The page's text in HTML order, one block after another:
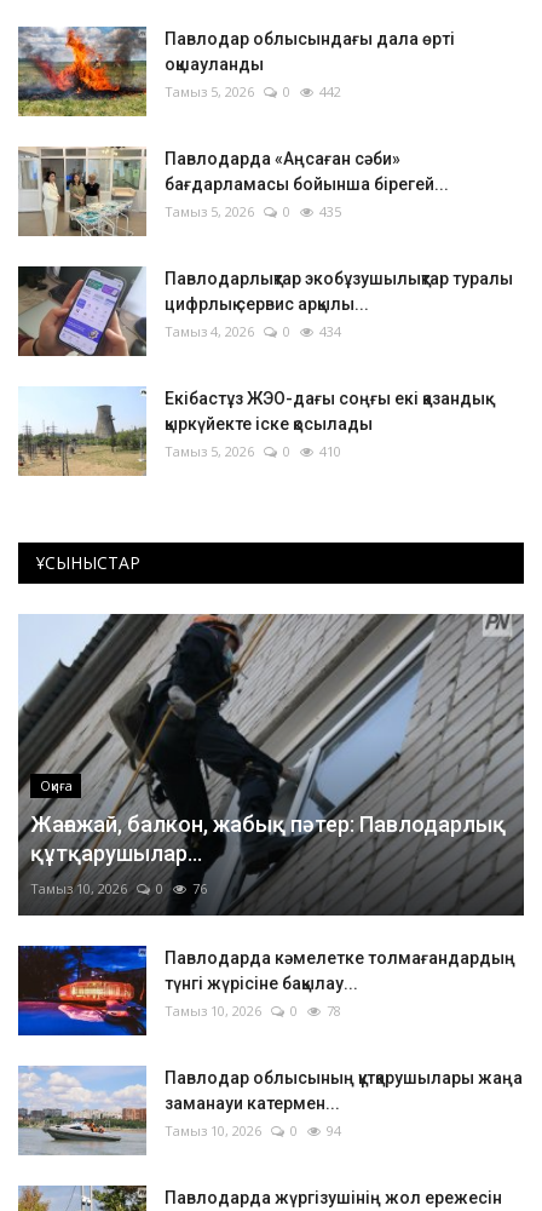
Павлодар облысындағы дала өрті
оқшауланды
Тамыз 5, 2026 0 442
Павлодарда «Аңсаған сәби»
бағдарламасы бойынша бірегей...
Тамыз 5, 2026 0 435
Павлодарлықтар экобұзушылықтар туралы
цифрлық сервис арқылы...
Тамыз 4, 2026 0 434
Екібастұз ЖЭО-дағы соңғы екі қазандық
қыркүйекте іске қосылады
Тамыз 5, 2026 0 410
ҰСЫНЫСТАР
Оқиға
Жағажай, балкон, жабық пәтер: Павлодарлық
құтқарушылар...
Тамыз 10, 2026 0 76
Павлодарда кәмелетке толмағандардың
түнгі жүрісіне бақылау...
Тамыз 10, 2026 0 78
Павлодар облысының құтқарушылары жаңа
заманауи катермен...
Тамыз 10, 2026 0 94
Павлодарда жүргізушінің жол ережесін